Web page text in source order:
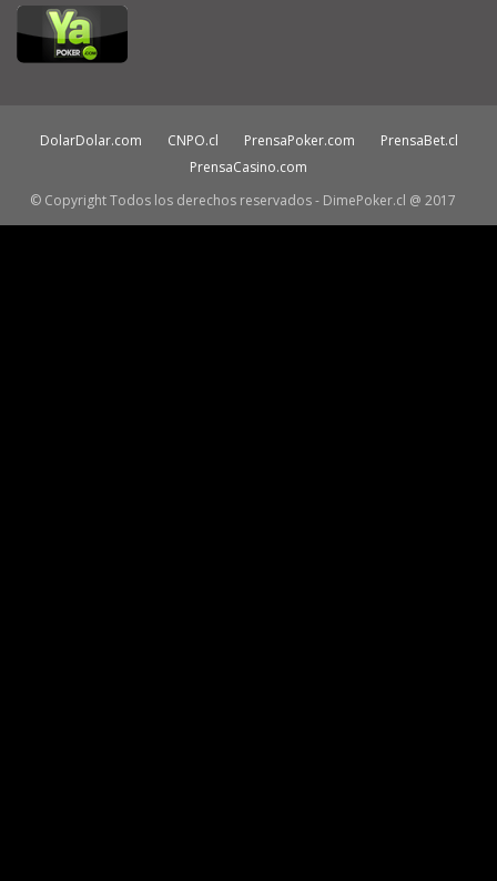
DolarDolar.com CNPO.cl PrensaPoker.com
PrensaBet.cl
PrensaCasino.com
© Copyright Todos los derechos reservados - DimePoker.cl @ 2017